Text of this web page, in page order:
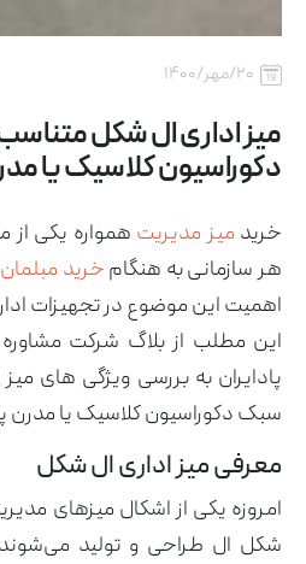
آرشیو مقالات
پروژه ها
تماس با ما
۲۰/مهر/۱۴۰۰
میز اداری ال شکل
دکوراسیون کلاسیک یا
خرید میز مدیریت همواره یکی
هر سازمانی به هنگام خرید
اهمیت این موضوع در تجهیزات
این مطلب از بلاگ شرکت
پادایران به بررسی ویژگی های
سبک دکوراسیون کلاسیک یا مدرن
معرفی میز اداری ال شکل
امروزه یکی از اشکال میزهای
شکل ال طراحی و تولید